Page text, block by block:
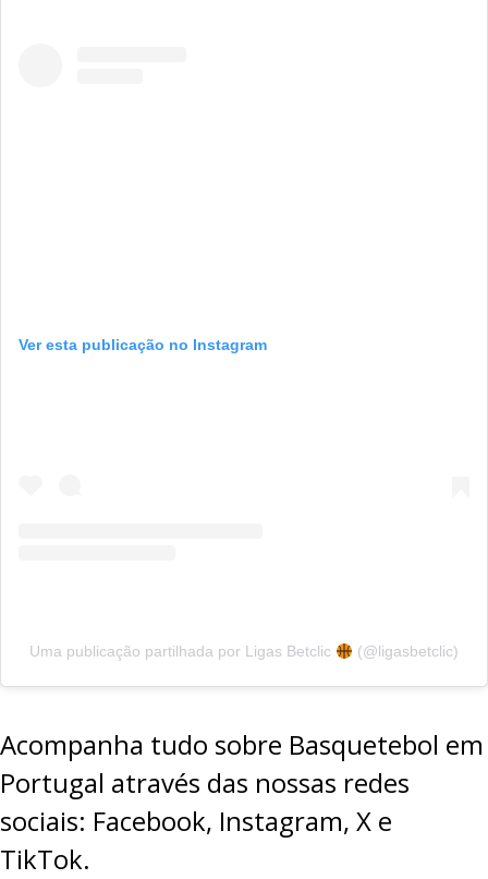
Ver esta publicação no Instagram
Uma publicação partilhada por Ligas Betclic (@ligasbetclic)
Acompanha tudo sobre Basquetebol em
Portugal através das nossas redes
sociais: Facebook, Instagram, X e
TikTok.